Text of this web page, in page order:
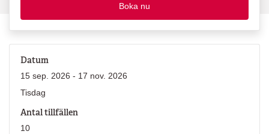
Boka nu
Datum
15 sep. 2026 - 17 nov. 2026
Tisdag
Antal tillfällen
10